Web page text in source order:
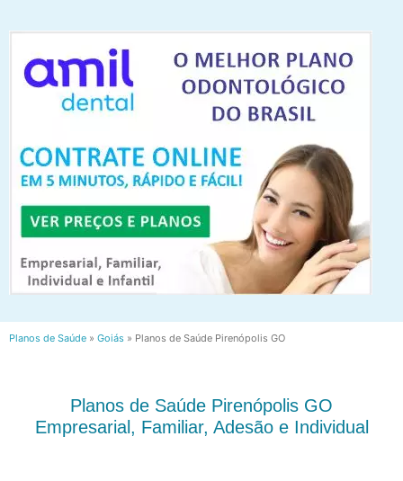
Planos de Saúde » Goiás » Planos de Saúde Pirenópolis GO
Planos de Saúde Pirenópolis GO
Empresarial, Familiar, Adesão e Individual